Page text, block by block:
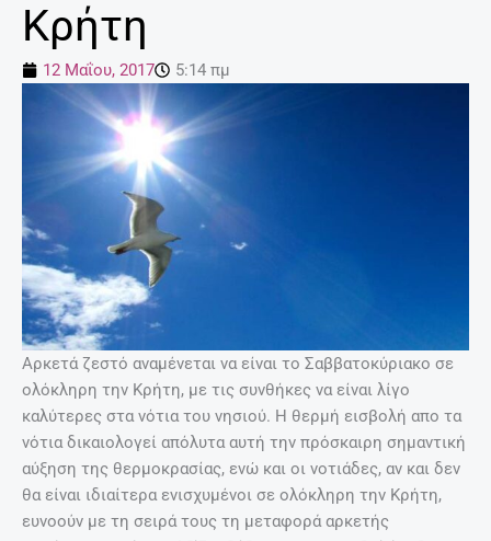
Κρήτη
12 Μαΐου, 2017 5:14 πμ
Αρκετά ζεστό αναμένεται να είναι το Σαββατοκύριακο σε
ολόκληρη την Κρήτη, με τις συνθήκες να είναι λίγο
καλύτερες στα νότια του νησιού. Η θερμή εισβολή απο τα
νότια δικαιολογεί απόλυτα αυτή την πρόσκαιρη σημαντική
αύξηση της θερμοκρασίας, ενώ και οι νοτιάδες, αν και δεν
θα είναι ιδιαίτερα ενισχυμένοι σε ολόκληρη την Κρήτη,
ευνοούν με τη σειρά τους τη μεταφορά αρκετής